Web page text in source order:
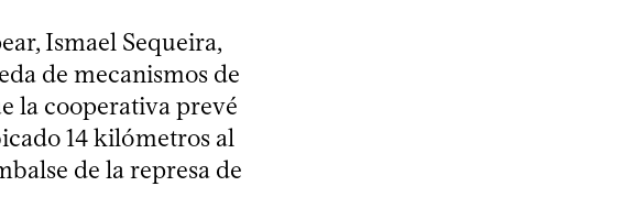
Ismael Sequeira,
de mecanismos de
la cooperativa prevé
14 kilómetros al
de la represa de